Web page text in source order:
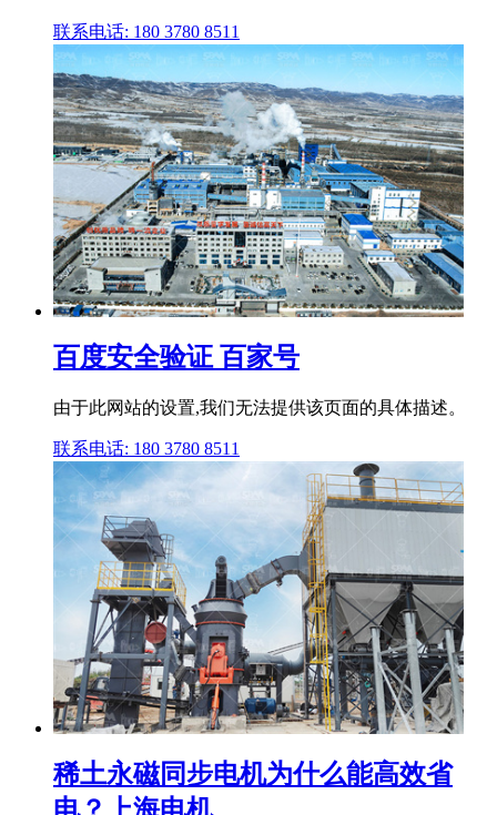
联系电话: 180 3780 8511
百度安全验证 百家号
由于此网站的设置,我们无法提供该页面的具体描述。
联系电话: 180 3780 8511
稀土永磁同步电机为什么能高效省